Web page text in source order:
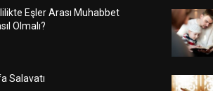
Eşler Arası Muhabbet
Olmalı?
Salavatı